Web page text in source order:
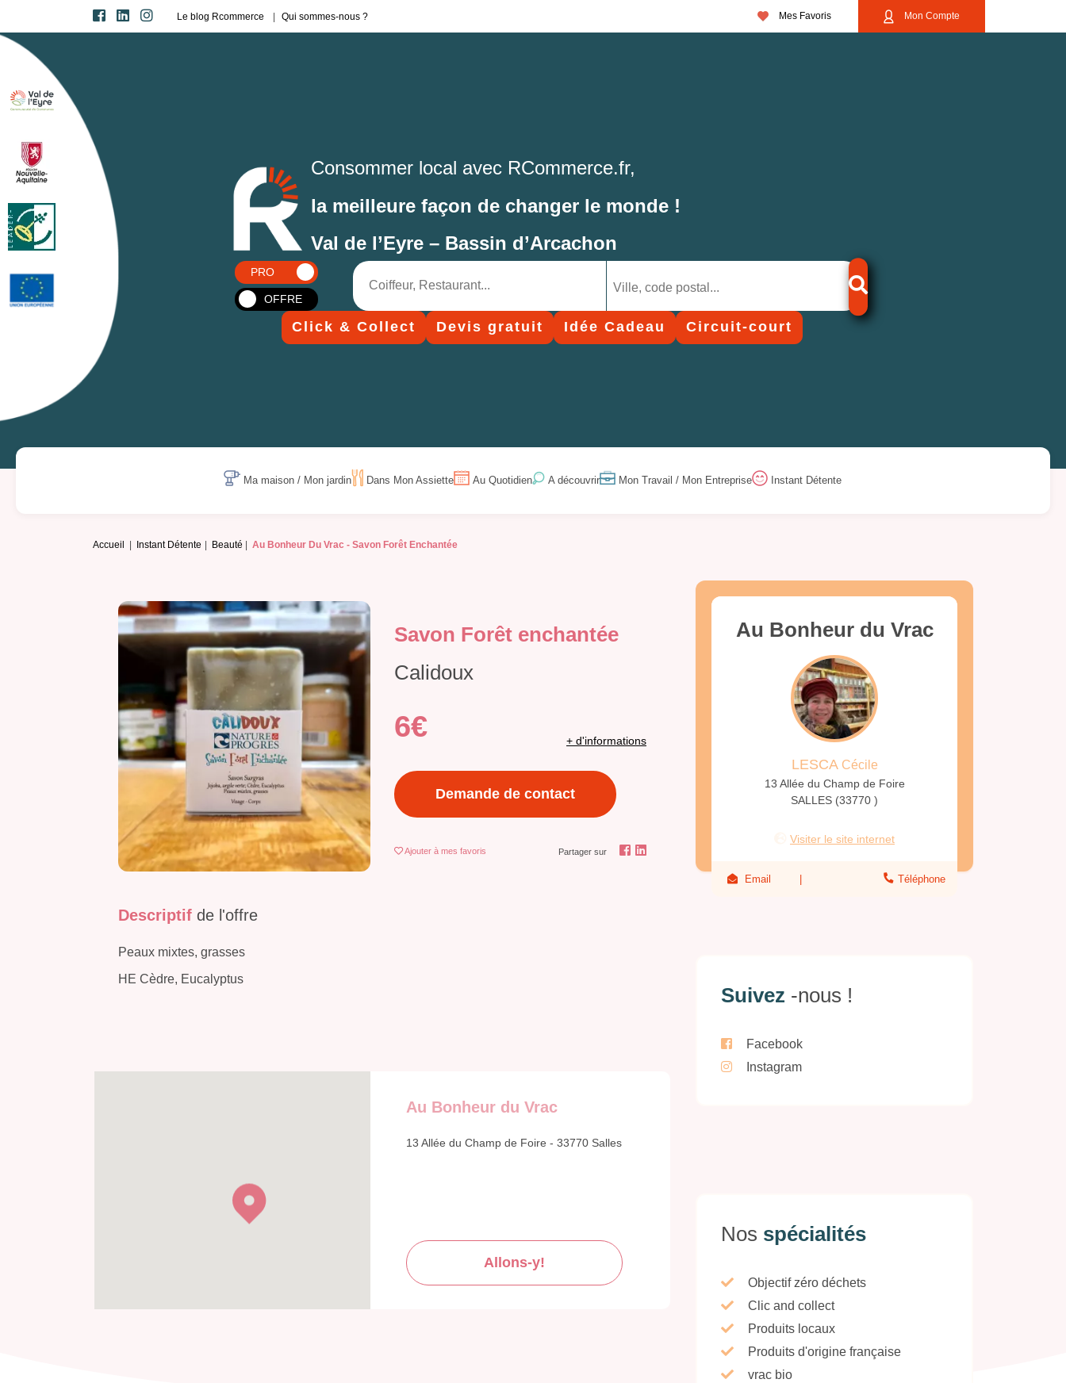
Le blog Rcommerce Qui sommes-nous ? Mes Favoris Mon Compte
Consommer local avec RCommerce.fr,
la meilleure façon de changer le monde !
Val de l’Eyre – Bassin d’Arcachon
PRO
OFFRE
Click & Collect Devis gratuit Idée Cadeau Circuit-court
Ma maison / Mon jardin Dans Mon Assiette Au Quotidien A découvrir Mon Travail / Mon Entreprise Instant Détente
Accueil Instant Détente Beauté Au Bonheur Du Vrac -Savon Forêt Enchantée
Savon Forêt enchantée
Calidoux
6€ + d'informations
Demande de contact
Ajouter à mes favoris Partager sur
Descriptif de l'offre
Peaux mixtes, grasses
HE Cèdre, Eucalyptus
Au Bonheur du Vrac
13 Allée du Champ de Foire - 33770 Salles
Allons-y!
Au Bonheur du Vrac
LESCACécile
13 Allée du Champ de Foire
SALLES (33770 )
Visiter le site internet
Email Téléphone
Suivez -nous !
Facebook
Instagram
Nos spécialités
Objectif zéro déchets
Clic and collect
Produits locaux
Produits d'origine française
vrac bio